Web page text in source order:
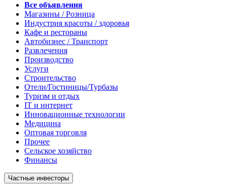
Все объявления
Магазины / Розница
Индустрия красоты / здоровья
Кафе и рестораны
Автобизнес / Транспорт
Развлечения
Производство
Услуги
Строительство
Отели/Гостиницы/Турбазы
Туризм и отдых
IT и интернет
Инновационные технологии
Медицина
Оптовая торговля
Прочее
Сельское хозяйство
Финансы
Частные инвесторы